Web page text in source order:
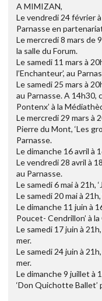
A MIMIZAN,
Le vendredi 24 février
Parnasse en
Le mercredi 8 mars de 9
la salle du Forum.
Le samedi 11 mars à
l’Enchanteur’, au
Le samedi 25 mars à
au Parnasse. A 14h30,
Pontenx’ à la
Le mercredi 29 mars à
Pierre du Mont, ‘Les
Parnasse.
Le dimanche 16 avril à
Le vendredi 28 avril à
au Parnasse.
Le samedi 6 mai à 21h,
Le samedi 20 mai à
Le dimanche 11 juin à
Poucet- Cendrillon’ à
Le samedi 17 juin à
mer.
Le samedi 24 juin à
mer.
Le dimanche 9 juillet à
‘Don Quichotte Ballet’